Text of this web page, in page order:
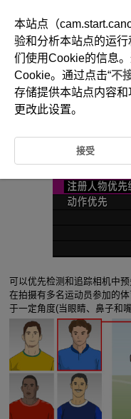
1-4 注册人物优先级
优先检测和追踪图像中的注
可以优先检测和追踪相机中预
在拍摄有多名运动员参加的
于一定角度(当眼睛、鼻子和
本站点（
验和分析本站点的运行
们使用Cookie的信息
Cookie。通过点击“不
存储提供本站点内容
更改此设置。
接受